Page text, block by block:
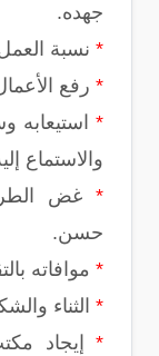
جهده.
* نسبة
* رفع
* استيعابه
والاستماع
* غض
حسن.
* موافاته
* الثناء
* إيجاد